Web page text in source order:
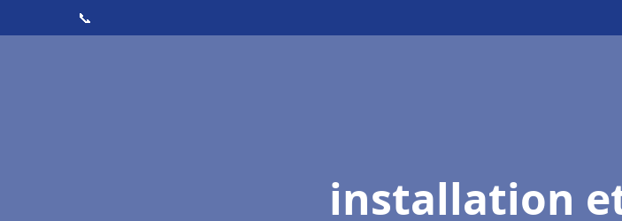
📞
installation